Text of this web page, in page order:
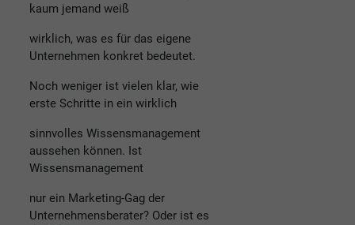
kaum jemand weiß
wirklich, was es für das eigene
Unternehmen konkret bedeutet.
Noch weniger ist vielen klar, wie
erste Schritte in ein wirklich
sinnvolles Wissensmanagement
aussehen können. Ist
Wissensmanagement
nur ein Marketing-Gag der
Unternehmensberater? Oder ist es